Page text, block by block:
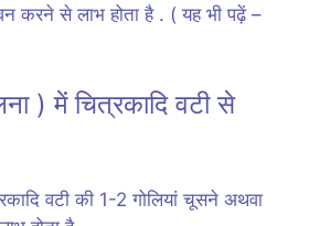
करने से लाभ होता है . ( यह भी पढ़ें –
) में चित्रकादि वटी से
वटी की 1-2 गोलियां चूसने अथवा